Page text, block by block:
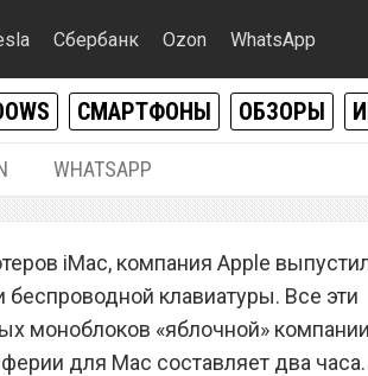
Сбербанк Ozon WhatsApp
СМАРТФОНЫ ОБЗОРЫ
WHATSAPP
2, Magic
Keyboard
iMac, компания Apple
клавиатуры. Все эти
моноблоков «яблочной»
для Mac составляет два часа.